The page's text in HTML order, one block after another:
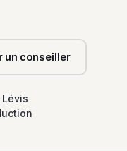
un conseiller